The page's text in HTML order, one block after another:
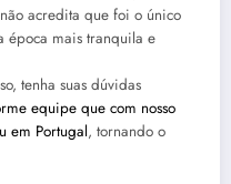
acredita que foi o único
época mais tranquila e
tenha suas dúvidas
equipe que com nosso
em Portugal, tornando o